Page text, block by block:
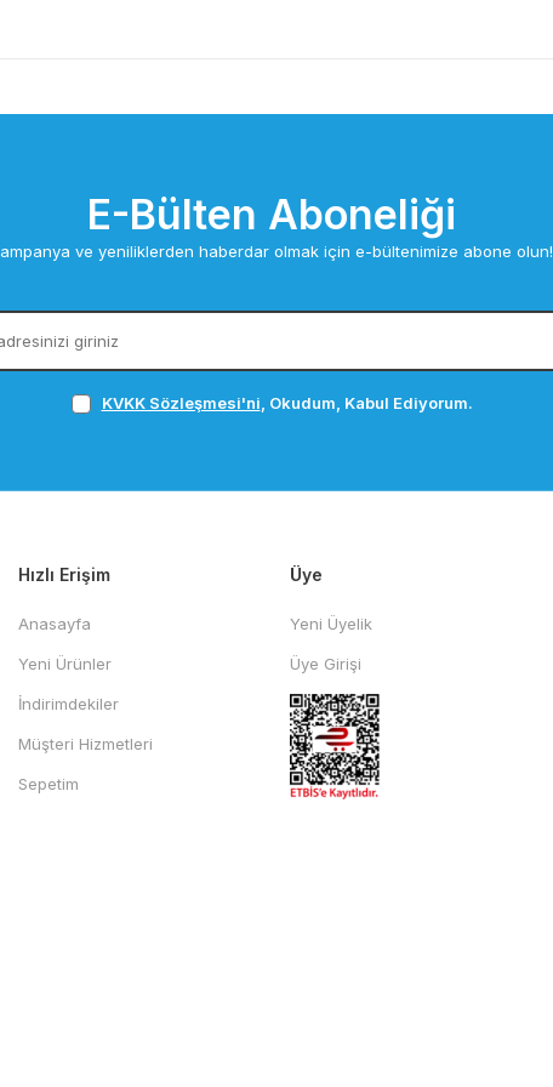
E-Bülten Aboneliği
ve yeniliklerden haberdar olmak için e-bültenimize abone olun!
KVKK Sözleşmesi'ni , Okudum, Kabul Ediyorum.
Hızlı Erişim
Anasayfa
Yeni Ürünler
İndirimdekiler
Müşteri Hizmetleri
Sepetim
Üye
Yeni Üyelik
Üye Girişi